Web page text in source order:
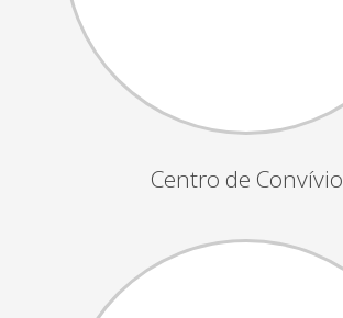
Contactos
Centro de Convívio